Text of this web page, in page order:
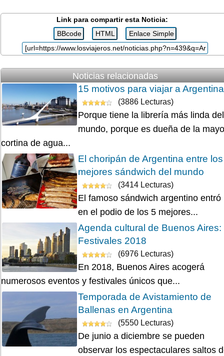
Link para compartir esta Noticia:
Noticias relacionadas
15 motivos para viajar a Argentina
(3886 Lecturas)
Porque tiene la librería más linda del
mundo, porque es dueña de la
cortina de agua...
El choripán de Argentina entre los
mejores sándwich del mundo
(3414 Lecturas)
El famoso sándwich argentino entró
en el podio de los 5 mejores...
Agenda cultural de Buenos Aires:
Festivales 2018
(6976 Lecturas)
En 2018, Buenos Aires acogerá
numerosos eventos y festivales únicos que...
Temporada de Avistamiento de
Ballenas en Argentina
(5550 Lecturas)
De junio a diciembre se pueden
observar los espectaculares saltos